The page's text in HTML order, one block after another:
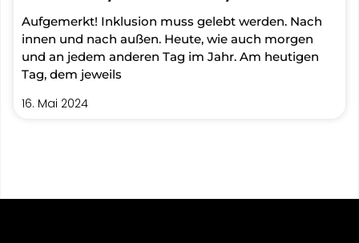
Aufgemerkt! Inklusion muss gelebt werden. Nach
innen und nach außen. Heute, wie auch morgen
und an jedem anderen Tag im Jahr. Am heutigen
Tag, dem jeweils
16. Mai 2024